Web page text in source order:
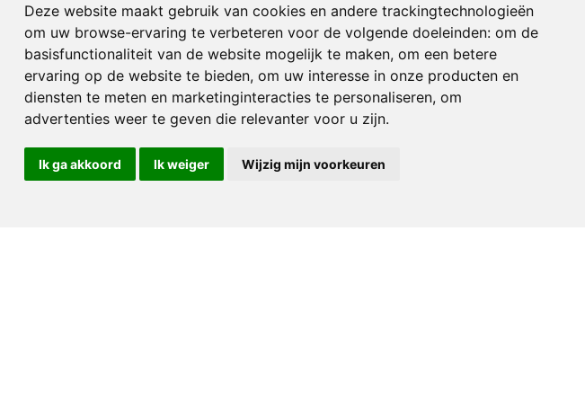
Deze website maakt gebruik van cookies en andere trackingtechnologieën
om uw browse-ervaring te verbeteren voor de volgende doeleinden: om de
basisfunctionaliteit van de website mogelijk te maken, om een betere
ervaring op de website te bieden, om uw interesse in onze producten en
diensten te meten en marketinginteracties te personaliseren, om
advertenties weer te geven die relevanter voor u zijn.
Ik ga akkoord Ik weiger Wijzig mijn voorkeuren